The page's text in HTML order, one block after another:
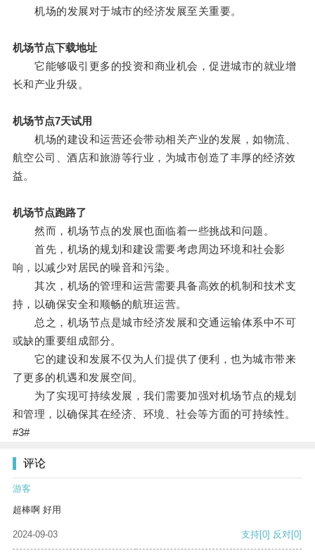
机场的发展对于城市的经济发展至关重要。
机场节点下载地址
它能够吸引更多的投资和商业机会，促进城市的就业增
长和产业升级。
机场节点7天试用
机场的建设和运营还会带动相关产业的发展，如物流、
航空公司、酒店和旅游等行业，为城市创造了丰厚的经济效
益。
机场节点跑路了
然而，机场节点的发展也面临着一些挑战和问题。
首先，机场的规划和建设需要考虑周边环境和社会影
响，以减少对居民的噪音和污染。
其次，机场的管理和运营需要具备高效的机制和技术支
持，以确保安全和顺畅的航班运营。
总之，机场节点是城市经济发展和交通运输体系中不可
或缺的重要组成部分。
它的建设和发展不仅为人们提供了便利，也为城市带来
了更多的机遇和发展空间。
为了实现可持续发展，我们需要加强对机场节点的规划
和管理，以确保其在经济、环境、社会等方面的可持续性。
#3#
评论
游客
超棒啊 好用
2024-09-03 支持[0] 反对[0]